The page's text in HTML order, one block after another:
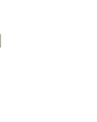
Skip to content